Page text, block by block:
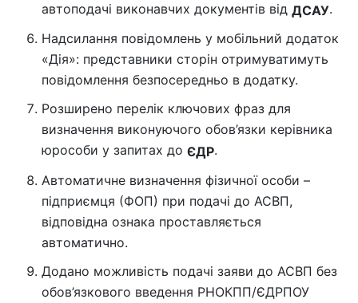
автоподачі виконавчих документів від ДСАУ.
Надсилання повідомлень у мобільний додаток
«Дія»: представники сторін отримуватимуть
повідомлення безпосередньо в додатку.
Розширено перелік ключових фраз для
визначення виконуючого обов’язки керівника
юрособи у запитах до ЄДР.
Автоматичне визначення фізичної особи –
підприємця (ФОП) при подачі до АСВП,
відповідна ознака проставляється
автоматично.
Додано можливість подачі заяви до АСВП без
обов’язкового введення РНОКПП/ЄДРПОУ